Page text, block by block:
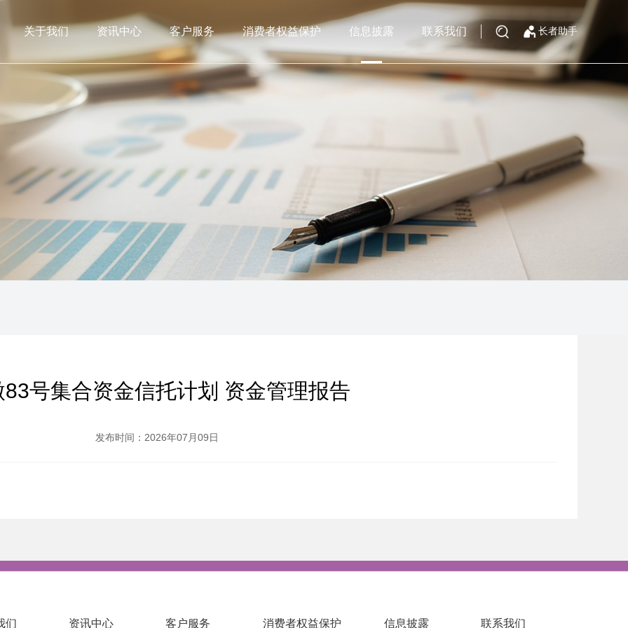
长者助手
关于我们 资讯中心 客户服务 消费者权益保护 信息披露 联系我们
83号集合资金信托计划 资金管理报告
发布时间：2026年07月09日
们 资讯中心 客户服务 消费者权益保护 信息披露 联系我们